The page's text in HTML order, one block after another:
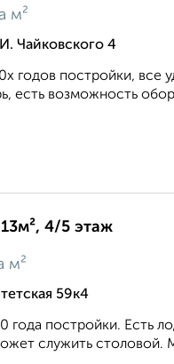
м²
Чайковского 4
годов постройки, все
есть возможность
4/5 этаж
м²
59к4
года постройки. Есть
служить столовой.